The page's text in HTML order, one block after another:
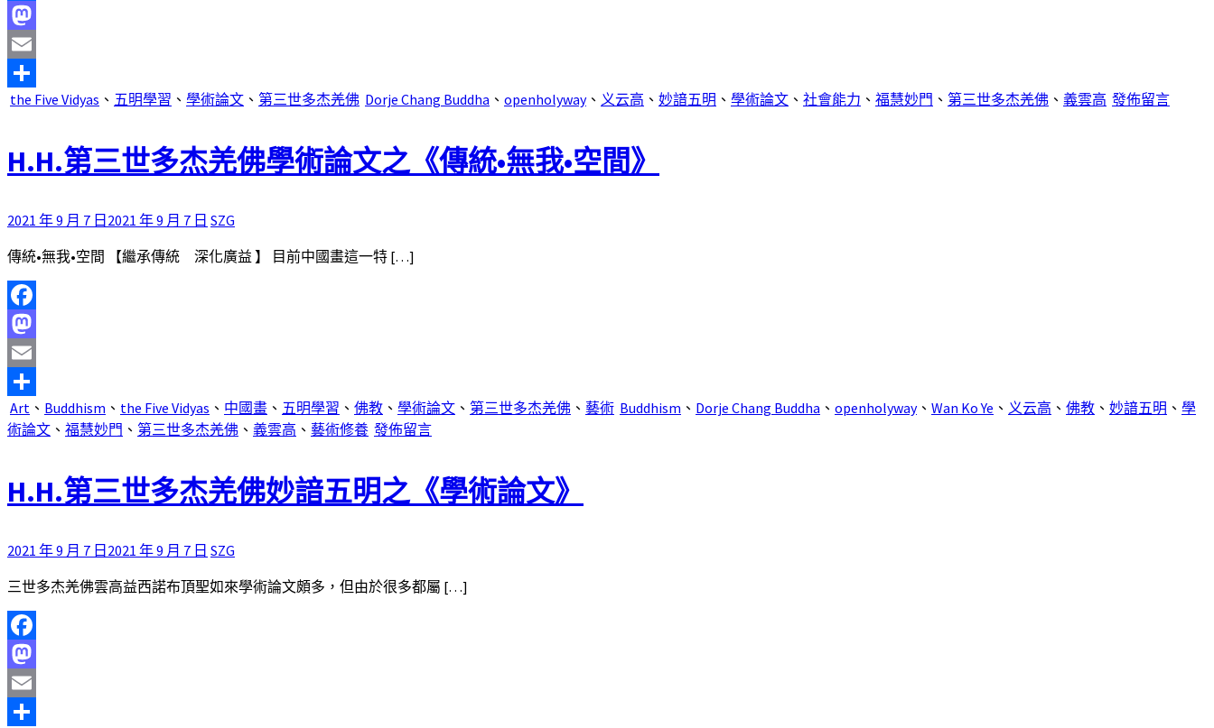
Facebook
Mastodon
Email
分
the Five Vidyas 、 五明學習 、 學術論文 、 第三世多杰羌佛 Dorje Chang Buddha 、 openholyway、 义云高 、 妙諳五明 、 學術論文 、 社會能力 、 福慧妙門 、 第三世多杰羌佛 、 義雲高 發佈留言
H.H.第三世多杰羌佛學術論文之《傳統•無我•空間》
2021 年 9 月 7 日 2021 年 9 月 7 日 SZG
傳統•無我•空間 【繼承傳統 深化廣益 】 目前中國畫這一特 […]
Facebook
Mastodon
Email
分
享
Art 、 Buddhism 、 the Five Vidyas 、 中國畫 、 五明學習 、 佛教 、 學術論文 、 第三世多杰羌佛 、 藝術 Buddhism 、 Dorje Chang Buddha 、 openholyway、 Wan Ko Ye 、 义云高 、 佛教 、 妙諳五明 、 學
術論文 、 福慧妙門 、 第三世多杰羌佛 、 義雲高 、 藝術修養 發佈留言
H.H.第三世多杰羌佛妙諳五明之《學術論文》
2021 年 9 月 7 日 2021 年 9 月 7 日 SZG
三世多杰羌佛雲高益西諾布頂聖如來學術論文頗多，但由於很多都屬 […]
Facebook
Mastodon
Email